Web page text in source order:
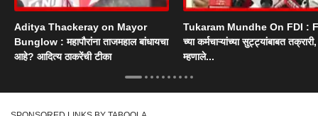
Aditya Thackeray on Mayor
Bunglow : महापौरांना ताजमहाल बांधायचा
आहे? आदित्य ठाकरेंची टीका
Tukaram Mundhe On FDI :
च्या कर्मचाऱ्यांच्या सुट्ट्यांबाबत
म्हणाले...